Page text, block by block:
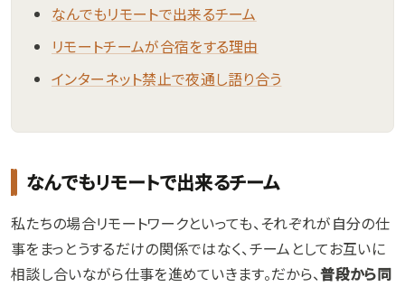
なんでもリモートで出来るチーム
リモートチームが合宿をする理由
インターネット禁止で夜通し語り合う
なんでもリモートで出来るチーム
私たちの場合リモートワークといっても、それぞれが自分の仕
事をまっとうするだけの関係ではなく、チームとしてお互いに
相談し合いながら仕事を進めていきます。だから、普段から同